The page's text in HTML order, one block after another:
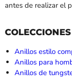
antes de realizar el
Anillos estilo
Anillos para
Anillos de